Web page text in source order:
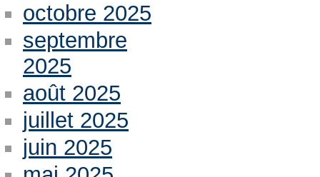
octobre 2025
septembre
2025
août 2025
juillet 2025
juin 2025